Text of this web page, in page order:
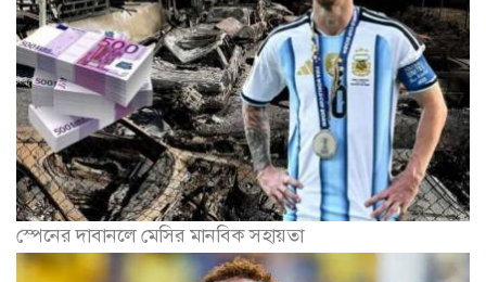
স্পেনের দাবানলে মেসির মানবিক সহায়তা